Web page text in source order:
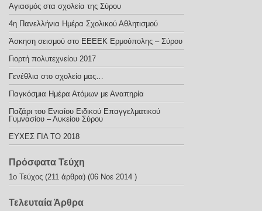
Αγιασμός στα σχολεία της Σύρου
4η Πανελλήνια Ημέρα Σχολικού Αθλητισμού
Άσκηση σεισμού στο ΕΕΕΕΚ Ερμούπολης – Σύρου
Γιορτή πολυτεχνείου 2017
Γενέθλια στο σχολείο μας…
Παγκόσμια Ημέρα Ατόμων με Αναπηρία
Παζάρι του Ενιαίου Ειδικού Επαγγελματικού
Γυμνασίου – Λυκείου Σύρου
ΕΥΧΕΣ ΓΙΑ ΤΟ 2018
Πρόσφατα Τεύχη
1ο Τεύχος (211 άρθρα) (06 Νοε 2014 )
Τελευταία Άρθρα